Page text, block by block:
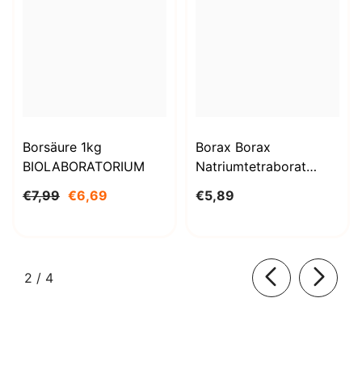
Borsäure 1kg
BIOLABORATORIUM
€7,99 €6,69
Borax Borax
Natriumtetraborat
BioLaboratorium
€5,89
2 / von
4